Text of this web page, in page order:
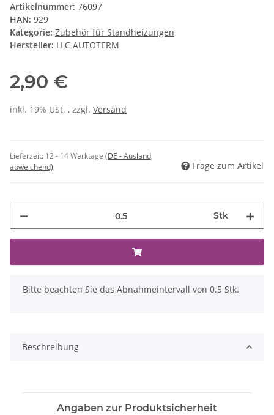
Artikelnummer: 76097
HAN: 929
Kategorie: Zubehör für Standheizungen
Hersteller: LLC AUTOTERM
2,90 €
inkl. 19% USt. , zzgl. Versand
Lieferzeit: 12 - 14 Werktage (DE - Ausland
abweichend)
Frage zum Artikel
Stk
x
Bitte beachten Sie das Abnahmeintervall von 0.5 Stk.
Beschreibung
Angaben zur Produktsicherheit